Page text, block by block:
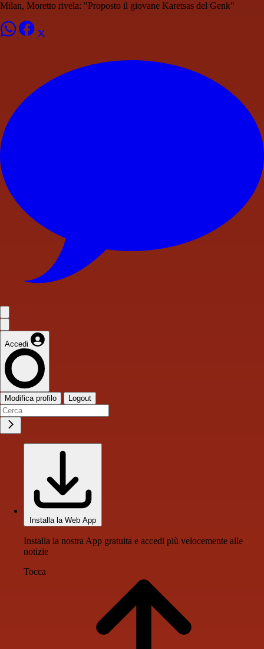
Milan, Moretto rivela: "Proposto il giovane Karetsas del Genk"
Accedi
Modifica profilo Logout
Installa la Web App
Installa la nostra App gratuita e accedi più velocemente alle
notizie
Tocca